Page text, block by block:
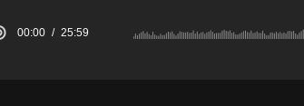
00:00 25:59